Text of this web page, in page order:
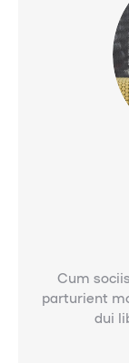
Cum
parturient
dui